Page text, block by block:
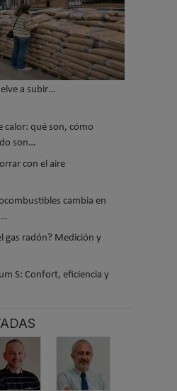
a subir…
calor: qué son, cómo
son…
con el aire
cambia en
gas radón? Medición y
S: Confort, eficiencia y